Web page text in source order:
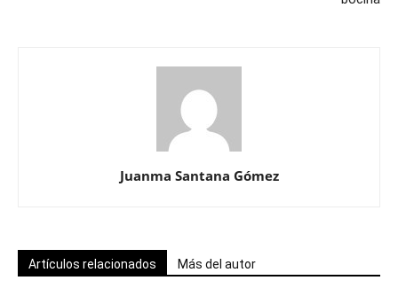
Juanma Santana Gómez
Artículos relacionados Más del autor